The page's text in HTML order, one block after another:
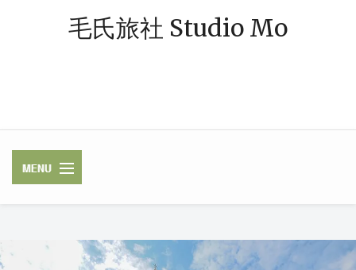
毛氏旅社 Studio Mo
LUGGAGE / VISA